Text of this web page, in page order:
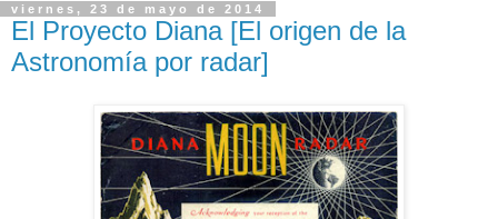
viernes, 23 de mayo de 2014
El Proyecto Diana [El origen de la
Astronomía por radar]